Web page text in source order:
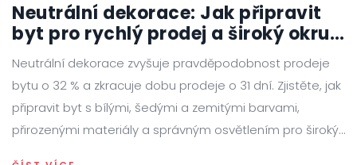
Neutrální dekorace: Jak připravit
byt pro rychlý prodej a široký okruh
kupců
Neutrální dekorace zvyšuje pravděpodobnost prodeje
bytu o 32 % a zkracuje dobu prodeje o 31 dní. Zjistěte, jak
připravit byt s bílými, šedými a zemitými barvami,
přirozenými materiály a správným osvětlením pro široký